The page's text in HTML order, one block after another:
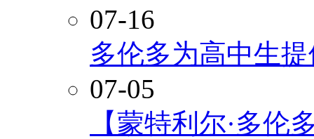
07-16
多伦多为高中生
07-05
【蒙特利尔·多伦